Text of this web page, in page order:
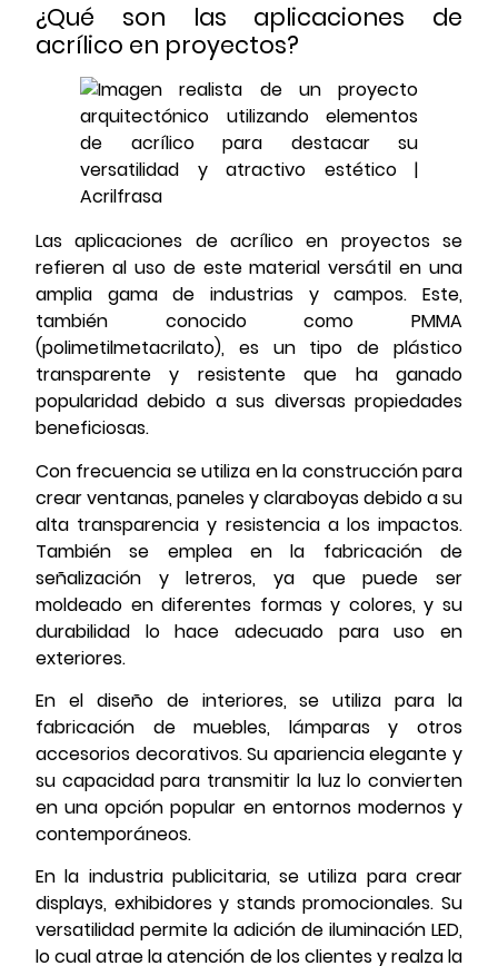
¿Qué son las aplicaciones de
acrílico en proyectos?
Las aplicaciones de acrílico en proyectos se
refieren al uso de este material versátil en una
amplia gama de industrias y campos. Este,
también conocido como PMMA
(polimetilmetacrilato), es un tipo de plástico
transparente y resistente que ha ganado
popularidad debido a sus diversas propiedades
beneficiosas.
Con frecuencia se utiliza en la construcción para
crear ventanas, paneles y claraboyas debido a su
alta transparencia y resistencia a los impactos.
También se emplea en la fabricación de
señalización y letreros, ya que puede ser
moldeado en diferentes formas y colores, y su
durabilidad lo hace adecuado para uso en
exteriores.
En el diseño de interiores, se utiliza para la
fabricación de muebles, lámparas y otros
accesorios decorativos. Su apariencia elegante y
su capacidad para transmitir la luz lo convierten
en una opción popular en entornos modernos y
contemporáneos.
En la industria publicitaria, se utiliza para crear
displays, exhibidores y stands promocionales. Su
versatilidad permite la adición de iluminación LED,
lo cual atrae la atención de los clientes y realza la